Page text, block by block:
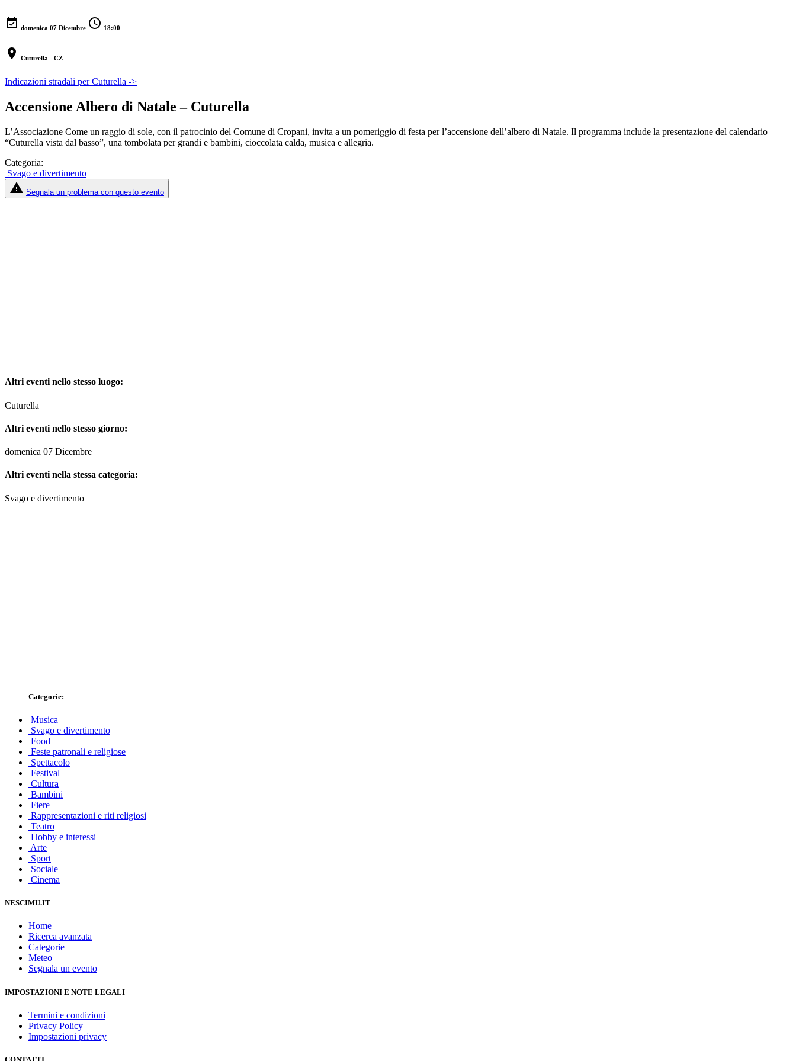
event_available domenica 07 Dicembre schedule 18:00
location_on Cuturella - CZ
Indicazioni stradali per Cuturella ->
Accensione Albero di Natale – Cuturella
L’Associazione Come un raggio di sole, con il patrocinio del Comune di Cropani, invita a un pomeriggio di festa per l’accensione dell’albero di Natale. Il programma include la presentazione del calendario
“Cuturella vista dal basso”, una tombolata per grandi e bambini, cioccolata calda, musica e allegria.
Categoria:
Svago e divertimento
report_problem Segnala un problema con questo evento
Altri eventi nello stesso luogo:
Cuturella
Altri eventi nello stesso giorno:
domenica 07 Dicembre
Altri eventi nella stessa categoria:
Svago e divertimento
Categorie:
Musica
Svago e divertimento
Food
Feste patronali e religiose
Spettacolo
Festival
Cultura
Bambini
Fiere
Rappresentazioni e riti religiosi
Teatro
Hobby e interessi
Arte
Sport
Sociale
Cinema
NESCIMU.IT
Home
Ricerca avanzata
Categorie
Meteo
Segnala un evento
IMPOSTAZIONI E NOTE LEGALI
Termini e condizioni
Privacy Policy
Impostazioni privacy